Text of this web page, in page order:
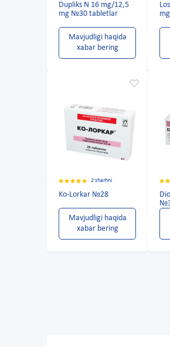
Dupliks N 16 mg/12,5
mg №30 tabletlar
Mavjudligi haqida
xabar bering
2 sharhni
Ko-Lorkar №28
Mavjudligi haqida
xabar bering